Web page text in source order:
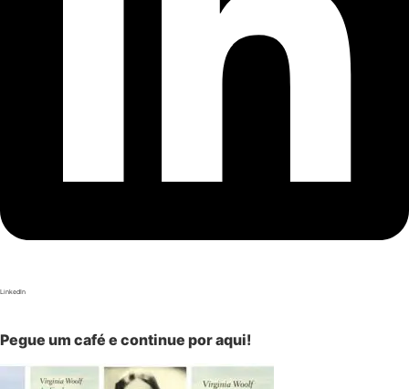
LinkedIn
Pegue um café e continue por aqui!